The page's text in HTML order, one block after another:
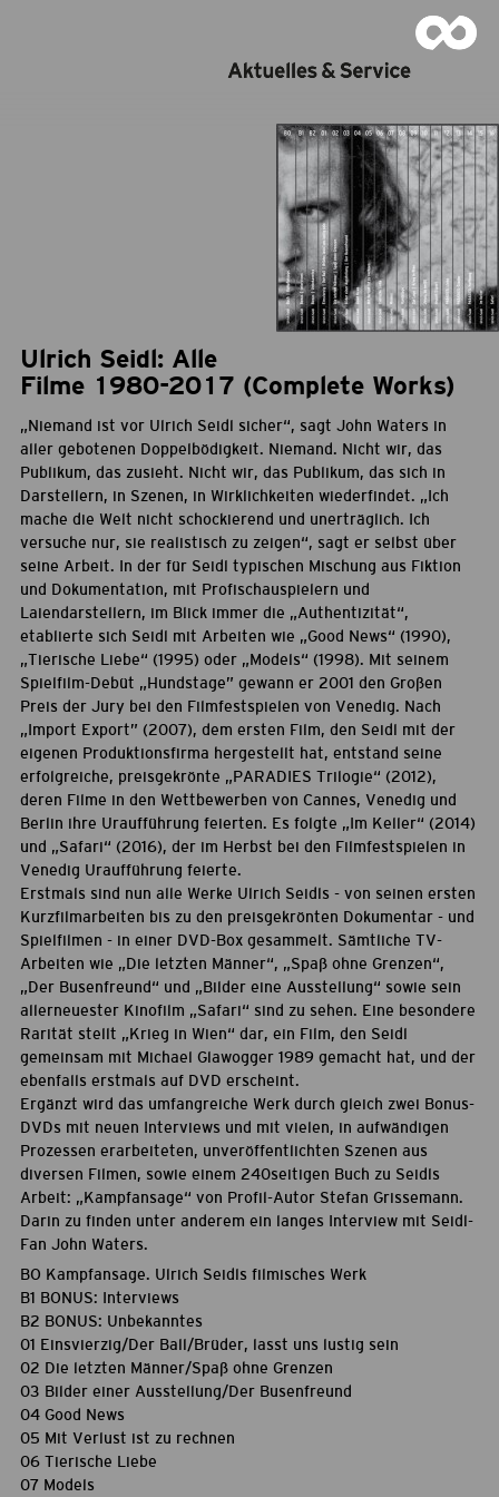
Ulrich Seidl: Alle
Filme 1980-2017 (Complete Works)
„Niemand ist vor Ulrich Seidl sicher“, sagt John Waters in
aller gebotenen Doppelbödigkeit. Niemand. Nicht wir, das
Publikum, das zusieht. Nicht wir, das Publikum, das sich in
Darstellern, in Szenen, in Wirklichkeiten wiederfindet. „Ich
mache die Welt nicht schockierend und unerträglich. Ich
versuche nur, sie realistisch zu zeigen“, sagt er selbst über
seine Arbeit. In der für Seidl typischen Mischung aus Fiktion
und Dokumentation, mit Profischauspielern und
Laiendarstellern, im Blick immer die „Authentizität“,
etablierte sich Seidl mit Arbeiten wie „Good News“ (1990),
„Tierische Liebe“ (1995) oder „Models“ (1998). Mit seinem
Spielfilm-Debüt „Hundstage” gewann er 2001 den Großen
Preis der Jury bei den Filmfestspielen von Venedig. Nach
„Import Export” (2007), dem ersten Film, den Seidl mit der
eigenen Produktionsfirma hergestellt hat, entstand seine
erfolgreiche, preisgekrönte „PARADIES Trilogie“ (2012),
deren Filme in den Wettbewerben von Cannes, Venedig und
Berlin ihre Uraufführung feierten. Es folgte „Im Keller“ (2014)
und „Safari“ (2016), der im Herbst bei den Filmfestspielen in
Venedig Uraufführung feierte.
Erstmals sind nun alle Werke Ulrich Seidls - von seinen ersten
Kurzfilmarbeiten bis zu den preisgekrönten Dokumentar - und
Spielfilmen - in einer DVD-Box gesammelt. Sämtliche TV-
Arbeiten wie „Die letzten Männer“, „Spaß ohne Grenzen“,
„Der Busenfreund“ und „Bilder eine Ausstellung“ sowie sein
allerneuester Kinofilm „Safari“ sind zu sehen. Eine besondere
Rarität stellt „Krieg in Wien“ dar, ein Film, den Seidl
gemeinsam mit Michael Glawogger 1989 gemacht hat, und der
ebenfalls erstmals auf DVD erscheint.
Ergänzt wird das umfangreiche Werk durch gleich zwei Bonus-
DVDs mit neuen Interviews und mit vielen, in aufwändigen
Prozessen erarbeiteten, unveröffentlichten Szenen aus
diversen Filmen, sowie einem 240seitigen Buch zu Seidls
Arbeit: „Kampfansage“ von Profil-Autor Stefan Grissemann.
Darin zu finden unter anderem ein langes Interview mit Seidl-
Fan John Waters.
BO Kampfansage. Ulrich Seidls filmisches Werk
B1 BONUS: Interviews
B2 BONUS: Unbekanntes
01 Einsvierzig/Der Ball/Brüder, lasst uns lustig sein
02 Die letzten Männer/Spaß ohne Grenzen
03 Bilder einer Ausstellung/Der Busenfreund
04 Good News
05 Mit Verlust ist zu rechnen
06 Tierische Liebe
07 Models